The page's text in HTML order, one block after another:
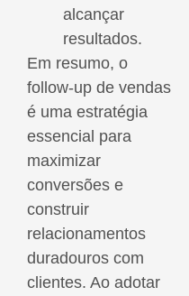
alcançar
resultados.
Em resumo, o
follow-up de vendas
é uma estratégia
essencial para
maximizar
conversões e
construir
relacionamentos
duradouros com
clientes. Ao adotar